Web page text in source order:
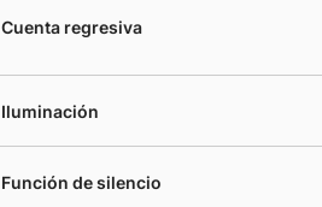
Cuenta regresiva
Iluminación
Función de silencio